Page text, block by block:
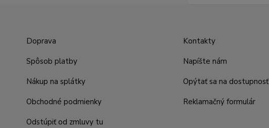
Doprava
Spôsob platby
Nákup na splátky
Obchodné podmienky
Odstúpiť od zmluvy tu
Kontakty
Napíšte nám
Opýtať sa na dostupnosť
Reklamačný formulár